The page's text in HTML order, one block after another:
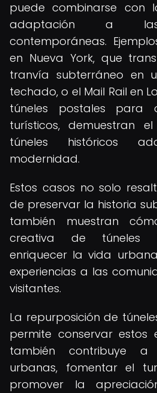
puede combinarse con
adaptación a las
contemporáneas.
en Nueva York, que
tranvía subterráneo en
techado, o el Mail Rail en
túneles postales para
turísticos, demuestran
túneles históricos
modernidad.
Estos casos no solo
de preservar la historia
también muestran
creativa de túneles
enriquecer la vida
experiencias a las
visitantes.
La repurposición de
permite conservar estos
también contribuye a
urbanas, fomentar el
promover la